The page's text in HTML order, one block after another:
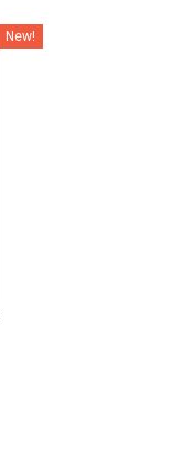
New!